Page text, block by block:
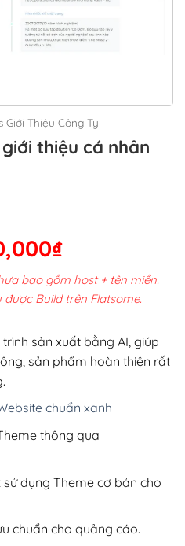
Giới Thiệu Công Ty
thiệu cá nhân
₫Giá
hiện
tại
220,000₫.
bao gồm host + tên miền.
được Build trên Flatsome.
sản xuất bằng AI, giúp
sản phẩm hoàn thiện rất
chuẩn xanh
thông qua
dụng Theme cơ bản cho
chuẩn cho quảng cáo.